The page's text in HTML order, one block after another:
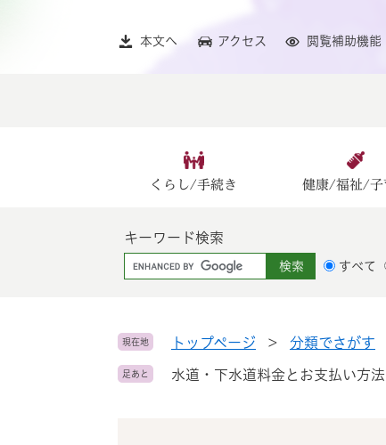
本文へ アクセス 閲覧補助機能
くらし/手続き 健康/福祉/子
キーワード検索
G
o
l
カ
すべて
現在地 トップページ > 分類でさがす
足あと 水道・下水道料金とお支払い方法